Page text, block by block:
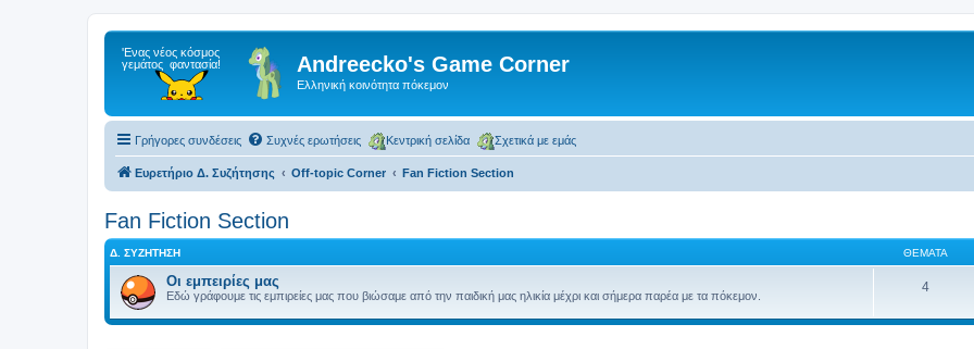
Andreecko's Game Corner
Ελληνική κοινότητα πόκεμον
Γρήγορες συνδέσεις Συχνές ερωτήσεις Κεντρική σελίδα Σχετικά με εμάς
Ευρετήριο Δ. Συζήτησης Off-topic Corner Fan Fiction Section
Fan Fiction Section
Δ. ΣΥΖΉΤΗΣΗ ΘΈΜΑΤΑ
Οι εμπειρίες μας
Εδώ γράφουμε τις εμπιρείες μας που βιώσαμε από την παιδική μας ηλικία μέχρι και σήμερα παρέα με τα πόκεμον.
4